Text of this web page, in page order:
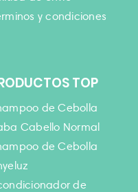
y condiciones
TOP
de Cebolla
Cabello Normal
de Cebolla
de